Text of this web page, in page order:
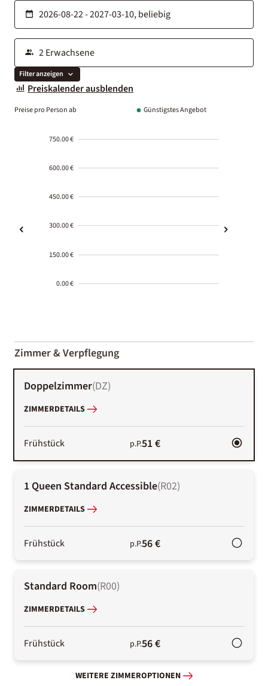
Filter anzeigen
Preiskalender ausblenden
Preise pro Person ab Günstigstes Angebot
750.00 €
600.00 €
450.00 €
300.00 €
150.00 €
0.00 €
01-02
Zimmer & Verpflegung
Doppelzimmer(DZ)
ZIMMERDETAILS
Frühstück p.P.51 €
1 Queen Standard Accessible(R02)
ZIMMERDETAILS
Frühstück p.P.56 €
Standard Room(R00)
ZIMMERDETAILS
Frühstück p.P.56 €
WEITERE ZIMMEROPTIONEN